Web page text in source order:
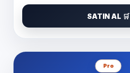
SATIN AL 🛒
Pro